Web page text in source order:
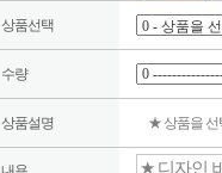
상품선택
수량
상품설명 ★ 상품을 선